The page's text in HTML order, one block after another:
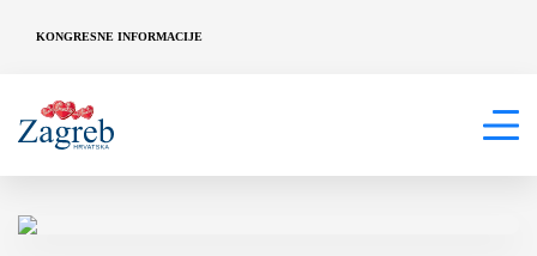
KONGRESNE INFORMACIJE